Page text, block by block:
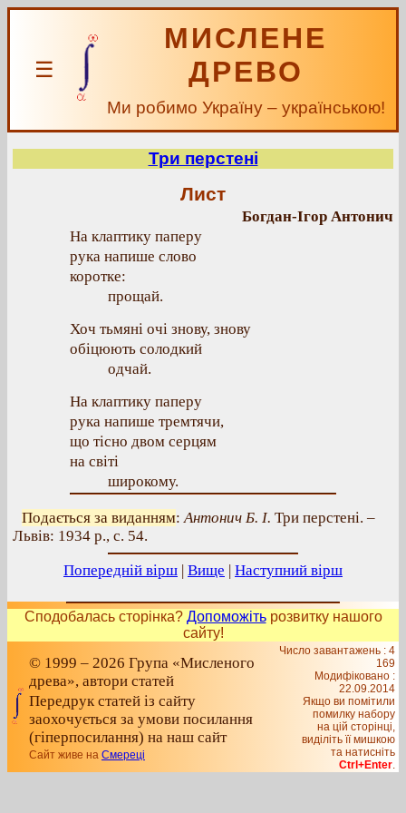
☰
МИСЛЕНЕ
ДРЕВО
Ми робимо Україну – українською!
Три перстені
Лист
Богдан-Ігор Антонич
На клаптику паперу
рука напише слово
коротке:
прощай.
Хоч тьмяні очі знову, знову
обіцюють солодкий
одчай.
На клаптику паперу
рука напише тремтячи,
що тісно двом серцям
на світі
широкому.
Подається за виданням:Антонич Б. І. Три перстені. –
Львів: 1934 р., с. 54.
Попередній вірш | Вище | Наступний вірш
Сподобалась сторінка? Допоможітьрозвитку нашого
сайту!
© 1999 – 2026 Група «Мисленого
древа», автори статей
Передрук статей із сайту
заохочується за умови посилання
(гіперпосилання) на наш сайт
Сайт живе на Смереці
Число завантажень : 4
169
Модифіковано :
22.09.2014
Якщо ви помітили
помилку набору
на цiй сторiнцi,
видiлiть її мишкою
та натисніть
Ctrl+Enter.